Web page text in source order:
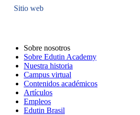
Sitio web
Sobre nosotros
Sobre Edutin Academy
Nuestra historia
Campus virtual
Contenidos académicos
Artículos
Empleos
Edutin Brasil